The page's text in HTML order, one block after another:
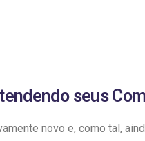
seus
novo e, como tal,